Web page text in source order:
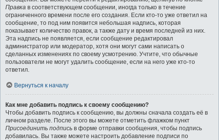
Правка в соответствующем сообщении, иногда только в течение
ограниченного времени после его создания. Если кто-то уже ответил на
сообщение, то под ним появится небольшая надпись, которая
показывает количество правок, а также дату и время последней из них.
Эта надпись не появляется, если сообщение редактировал
администратор или модератор, хотя они могут сами написать о
сделанных изменениях по своему усмотрению. Учтите, что обычные
пользователи не могут удалить сообщение, если на него уже кто-то
ответил.
Вернуться к началу
Как мне добавить подпись к своему сообщению?
Чтобы добавить подпись к сообщению, вы должны сначала создать её в
личном разделе. После этого вы можете отметить флажком пункт
Присоединить подпись в форме отправки сообщения, чтобы подпись
добавилась. Вы также можете настроить добавление подписи по